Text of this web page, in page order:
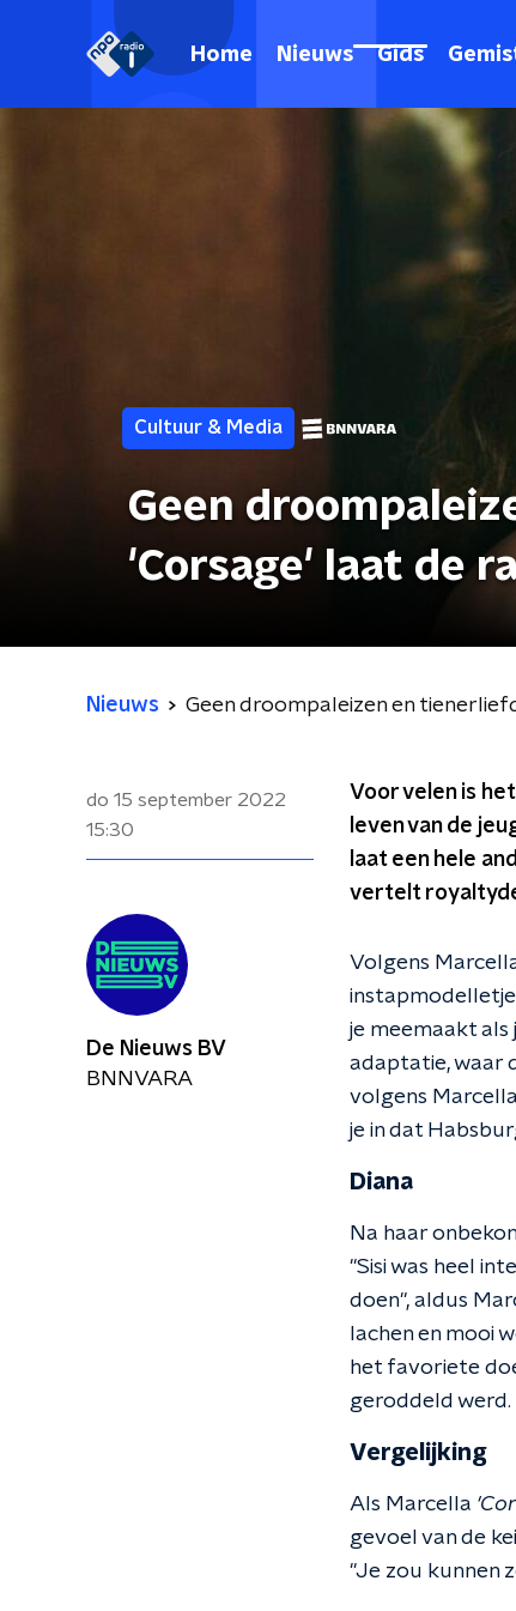
Home Nieuws Gids
Cultuur & Media
Geen
'Corsage' laat de
Nieuws Geen droompaleizen en
do 15 september 2022
15:30
Voor velen is
leven van de
laat een hele
vertelt
Volgens
je meemaakt als
adaptatie, waar
volgens
je in dat
Diana
Na haar
"Sisi was heel
doen", aldus
lachen en mooi
het favoriete
geroddeld werd.
Vergelijking
Als Marcella 'C
gevoel van de
"Je zou kunnen
De Nieuws BV
BNNVARA